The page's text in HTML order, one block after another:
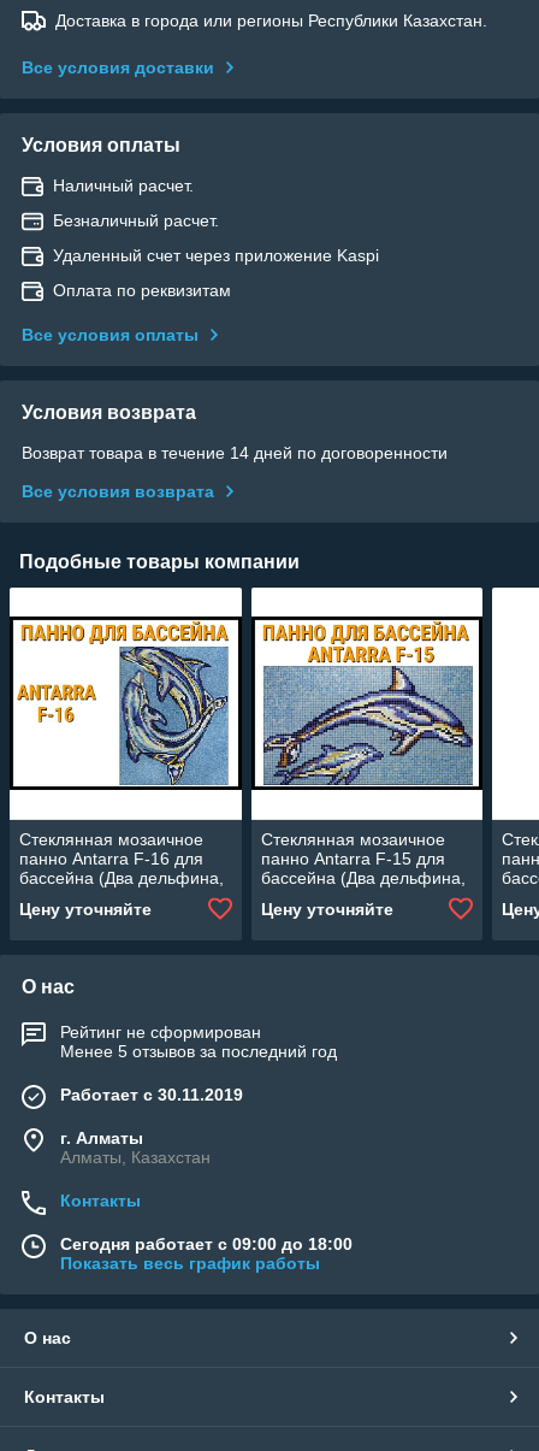
Доставка в города или регионы Республики Казахстан.
Все условия доставки
Условия оплаты
Наличный расчет.
Безналичный расчет.
Удаленный счет через приложение Kaspi
Оплата по реквизитам
Все условия оплаты
Условия возврата
Возврат товара в течение 14 дней по договоренности
Все условия возврата
Подобные товары компании
Стеклянная мозаичное
панно Antarra F-16 для
бассейна (Два дельфина,
Цену уточняйте
Стеклянная мозаичное
панно Antarra F-15 для
бассейна (Два дельфина,
Цену уточняйте
О нас
Рейтинг не сформирован
Менее 5 отзывов за последний год
Работает с 30.11.2019
г. Алматы
Алматы, Казахстан
Контакты
Сегодня работает с 09:00 до 18:00
Показать весь график работы
О нас
Контакты